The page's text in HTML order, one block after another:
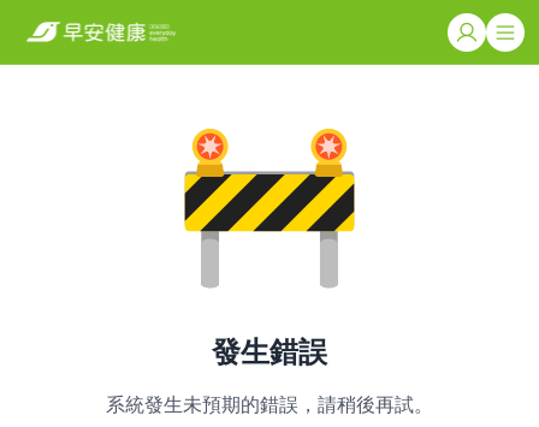
發生錯誤
系統發生未預期的錯誤，請稍後再試。